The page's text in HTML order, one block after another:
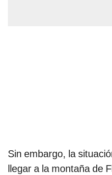
Sin embargo, la
llegar a la montaña de